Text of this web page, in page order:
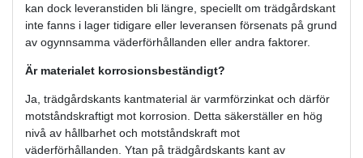
kan dock leveranstiden bli längre, speciellt om trädgårdskant
inte fanns i lager tidigare eller leveransen försenats på grund
av ogynnsamma väderförhållanden eller andra faktorer.
Är materialet korrosionsbeständigt?
Ja, trädgårdskants kantmaterial är varmförzinkat och därför
motståndskraftigt mot korrosion. Detta säkerställer en hög
nivå av hållbarhet och motståndskraft mot
väderförhållanden. Ytan på trädgårdskants kant av